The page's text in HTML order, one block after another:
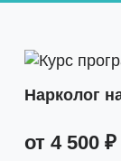
Нарколог
от 4 500 ₽